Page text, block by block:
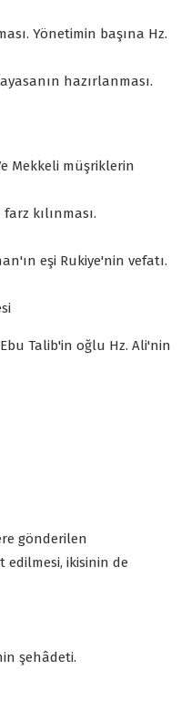
Yönetimin başına Hz.
hazırlanması.
Mekkeli müşriklerin
kılınması.
eşi Rukiye'nin vefatı.
Talib'in oğlu Hz. Ali'nin
gönderilen
ikisinin de
şehâdeti.